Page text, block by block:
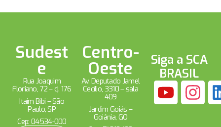
Sudest
e
Rua Joaquim
Floriano, 72 – cj. 176
Itaim Bibi – São
Paulo, SP
Cep: 04534-000
Centro-
Oeste
Av. Deputado Jamel
Cecílio, 3310 – sala
409
Jardim Goiás –
Goiânia, GO
Siga a SCA
BRASIL